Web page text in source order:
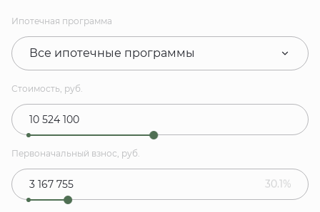
Ипотечная программа
Все ипотечные программы
Стоимость, руб.
Первоначальный взнос, руб.
30.1%